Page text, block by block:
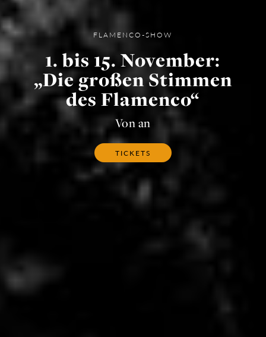
FLAMENCO-SHOW
1. bis 15. November:
„Die großen Stimmen
des Flamenco“
Von an
TICKETS